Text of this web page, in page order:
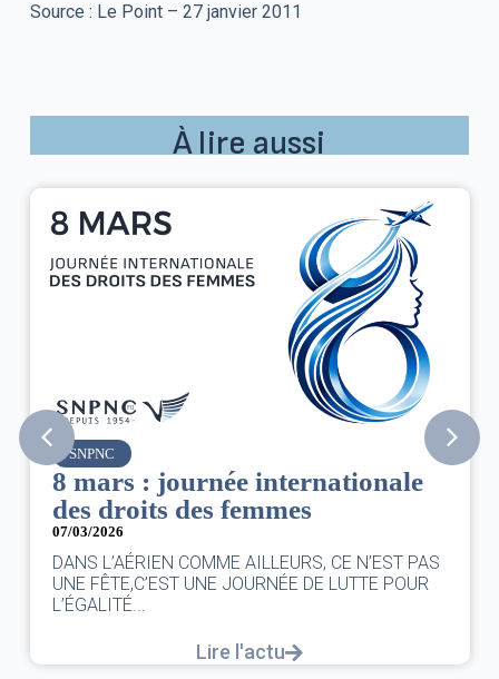
Source : Le Point – 27 janvier 2011
À lire aussi
SNPNC
8 mars : journée internationale
des droits des femmes
07/03/2026
DANS L’AÉRIEN COMME AILLEURS, CE N’EST PAS
UNE FÊTE,C’EST UNE JOURNÉE DE LUTTE POUR
L’ÉGALITÉ...
Lire l'actu